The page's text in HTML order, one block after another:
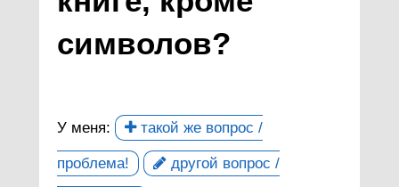
символов?
У меня: такой же вопрос /
проблема! другой вопрос /